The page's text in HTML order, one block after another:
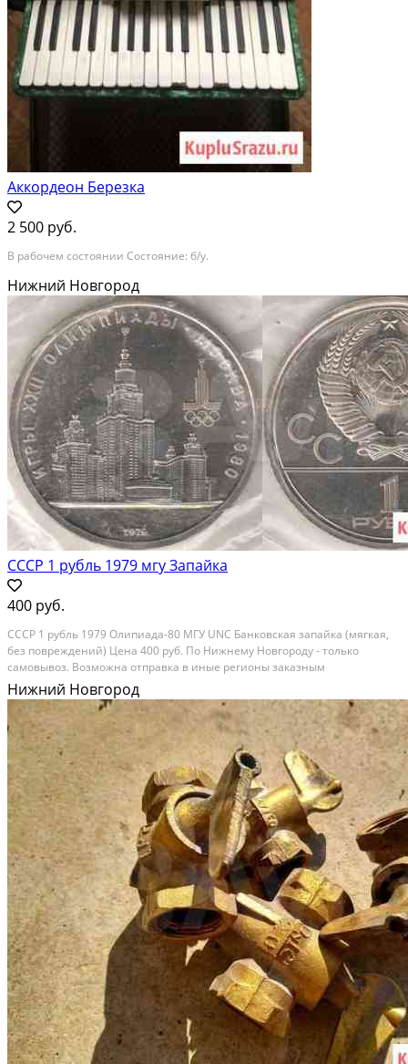
Аккордеон Березка
2 500 руб.
В рабочем состоянии Состояние: б/у.
Нижний Новгород
СССР 1 рубль 1979 мгу Запайка
400 руб.
СССР 1 рубль 1979 Олипиада-80 МГУ UNC Банковская запайка (мягкая,
без повреждений) Цена 400 руб. По Нижнему Новгороду - только
самовывоз. Возможна отправка в иные регионы заказным
отправлением Почты России (100 руб.) Состояние: новое.
Нижний Новгород